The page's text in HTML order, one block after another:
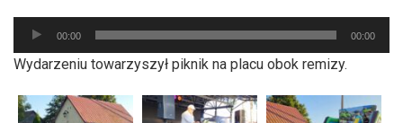
Odtwarzacz
plików
dźwiękowych
00:00 00:00
Wydarzeniu towarzyszył piknik na placu obok remizy.